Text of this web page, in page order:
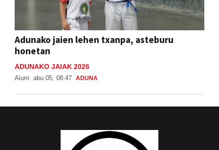
Adunako jaien lehen txanpa, asteburu
honetan
ADUNAKO JAIAK 2026
Aiurri abu 05, 08:47 ADUNA